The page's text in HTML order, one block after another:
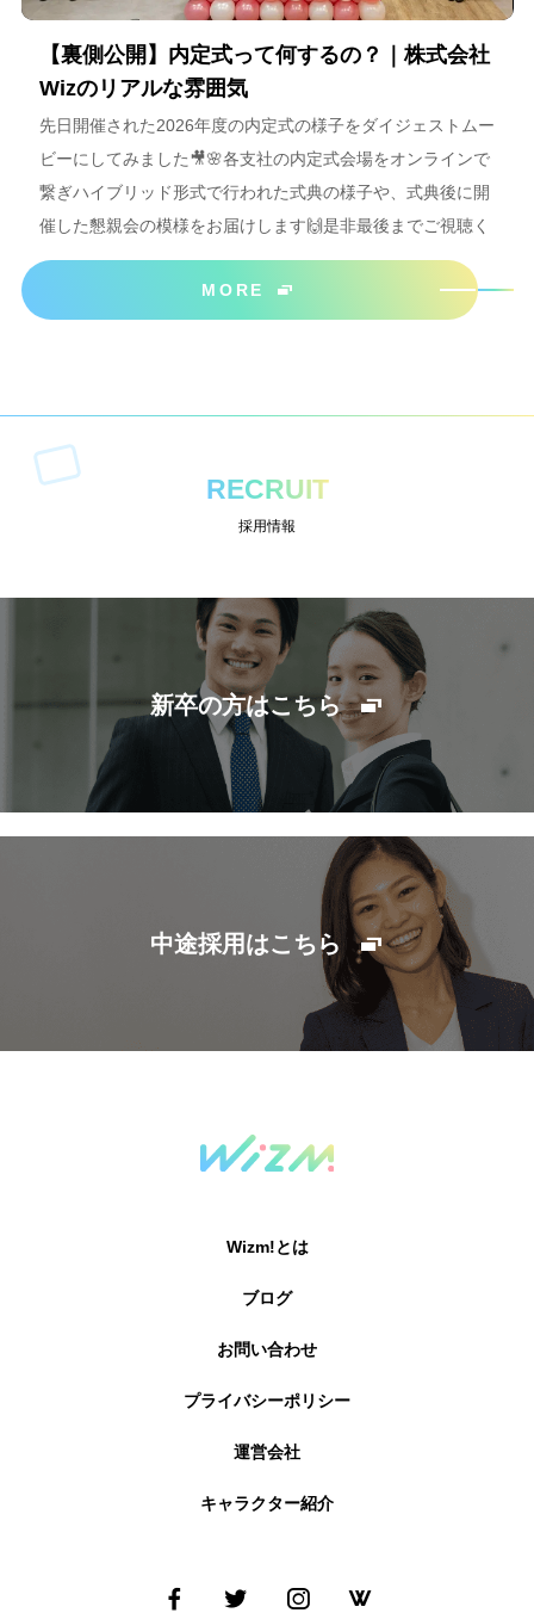
【裏側公開】内定式って何するの？｜株式会社
Wizのリアルな雰囲気
先日開催された2026年度の内定式の様子をダイジェストムー
ビーにしてみました🎥🌸各支社の内定式会場をオンラインで
繋ぎハイブリッド形式で行われた式典の様子や、式典後に開
催した懇親会の模様をお届けします🙌是非最後までご視聴く
ださいね＾＾
MORE
RECRUIT
採用情報
新卒の方はこちら
中途採用はこちら
Wizm!とは
ブログ
お問い合わせ
プライバシーポリシー
運営会社
キャラクター紹介